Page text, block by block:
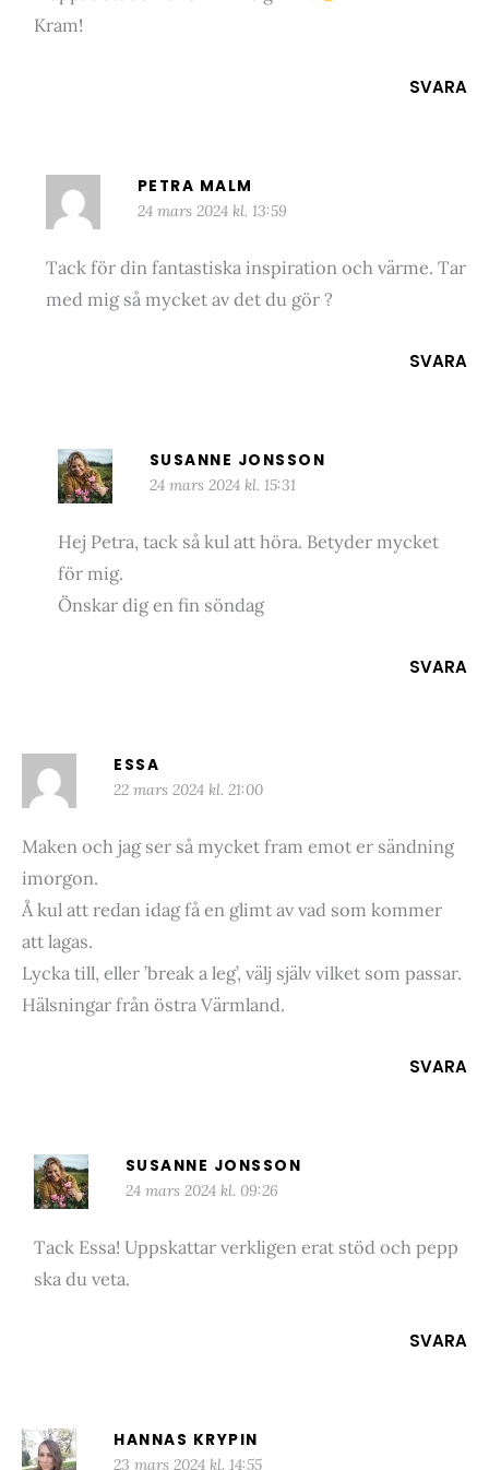
Kram!
SVARA
PETRA MALM
24 mars 2024 kl. 13:59
Tack för din fantastiska inspiration och värme. Tar
med mig så mycket av det du gör ?
SVARA
SUSANNE JONSSON
24 mars 2024 kl. 15:31
Hej Petra, tack så kul att höra. Betyder mycket
för mig.
Önskar dig en fin söndag
SVARA
ESSA
22 mars 2024 kl. 21:00
Maken och jag ser så mycket fram emot er sändning
imorgon.
Å kul att redan idag få en glimt av vad som kommer
att lagas.
Lycka till, eller ’break a leg’, välj själv vilket som passar.
Hälsningar från östra Värmland.
SVARA
SUSANNE JONSSON
24 mars 2024 kl. 09:26
Tack Essa! Uppskattar verkligen erat stöd och pepp
ska du veta.
SVARA
HANNAS KRYPIN
23 mars 2024 kl. 14:55